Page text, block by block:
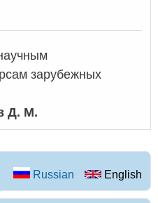
зарубежных
Д. М.
Russian English